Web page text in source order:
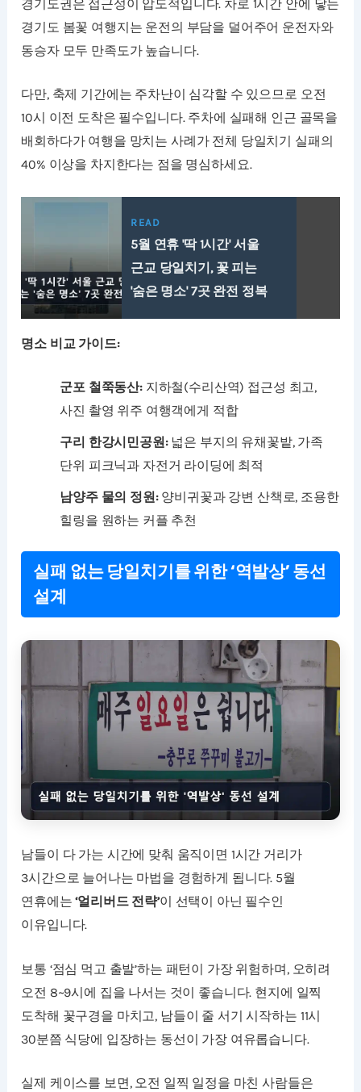
경기도권은 접근성이 압도적입니다. 차로 1시간 안에 닿는
경기도 봄꽃 여행지는 운전의 부담을 덜어주어 운전자와
동승자 모두 만족도가 높습니다.
다만, 축제 기간에는 주차난이 심각할 수 있으므로 오전
10시 이전 도착은 필수입니다. 주차에 실패해 인근 골목을
배회하다가 여행을 망치는 사례가 전체 당일치기 실패의
40% 이상을 차지한다는 점을 명심하세요.
READ
5월 연휴 '딱 1시간' 서울
근교 당일치기, 꽃 피는
'숨은 명소' 7곳 완전 정복
명소 비교 가이드:
군포 철쭉동산:지하철(수리산역) 접근성 최고,
사진 촬영 위주 여행객에게 적합
구리 한강시민공원:넓은 부지의 유채꽃밭, 가족
단위 피크닉과 자전거 라이딩에 최적
남양주 물의 정원:양비귀꽃과 강변 산책로, 조용한
힐링을 원하는 커플 추천
실패 없는 당일치기를 위한 ‘역발상’ 동선
설계
남들이 다 가는 시간에 맞춰 움직이면 1시간 거리가
3시간으로 늘어나는 마법을 경험하게 됩니다. 5월
연휴에는‘얼리버드 전략’이 선택이 아닌 필수인
이유입니다.
보통 ‘점심 먹고 출발’하는 패턴이 가장 위험하며, 오히려
오전 8~9시에 집을 나서는 것이 좋습니다. 현지에 일찍
도착해 꽃구경을 마치고, 남들이 줄 서기 시작하는 11시
30분쯤 식당에 입장하는 동선이 가장 여유롭습니다.
실제 케이스를 보면, 오전 일찍 일정을 마친 사람들은